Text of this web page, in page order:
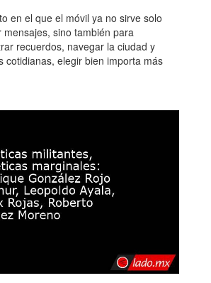
en el que el móvil ya no sirve solo
sino también para
recuerdos, navegar la ciudad y
cotidianas, elegir bien importa más